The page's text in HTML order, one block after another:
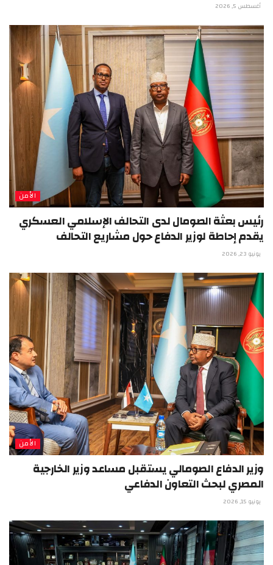
أغسطس 5, 2026
الأمن
رئيس بعثة الصومال لدى التحالف الإسلامي العسكري
يقدم إحاطة لوزير الدفاع حول مشاريع التحالف
يونيو 23, 2026
الأمن
وزير الدفاع الصومالي يستقبل مساعد وزير الخارجية
المصري لبحث التعاون الدفاعي
يونيو 15, 2026